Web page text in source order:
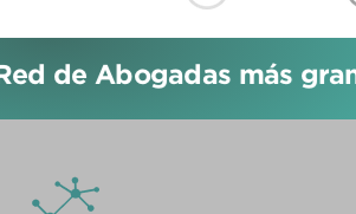
de Abogadas más